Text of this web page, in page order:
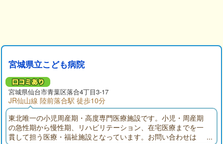
宮城県立こども病院
宮城県仙台市青葉区落合4丁目3-17
JR仙山線 陸前落合駅 徒歩10分
東北唯一の小児周産期・高度専門医療施設です。小児・周産期
の急性期から慢性期、リハビリテーション、在宅医療までを一
貫して担う医療・福祉施設となっています。お問い合わせは